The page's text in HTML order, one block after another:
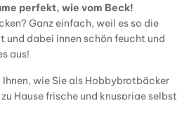
perfekt, wie vom Beck!
Ganz einfach, weil es so die
und dabei innen schön feucht und
aus!
wie Sie als Hobbybrotbäcker
Hause frische und knusprige selbst